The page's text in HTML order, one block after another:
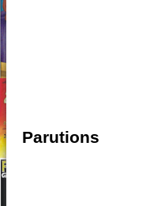
Parutions